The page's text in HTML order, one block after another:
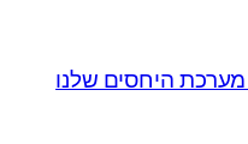
היחסים שלנו